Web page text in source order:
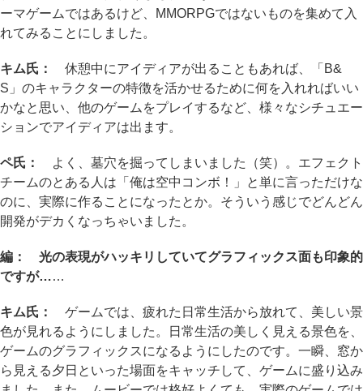
ーマゲームではあるけど、MMORPGではないものを集めて入
れてみることにしました。
キム氏：
休憩中にアイディアが出ることもあれば、「B&
S」のキャラクターの特徴を活かせるために何を入れればいい
かなと思い、他のゲームをプレイするなど、様々なシチュエー
ションでアイディアは出ます。
ペ氏：
よく、墓穴を掘ってしまいました（笑）。エフェクト
チームのとある人は「俺は空中コンボ！」と単に言っただけな
のに、実際に作ることになったとか。そういう感じでどんどん
開発がデカくなっちゃいました。
編： 光の表現がハッキリしていてグラフィックス面も印象的
ですが……
キム氏：
ゲームでは、疲れた日常生活から放れて、美しい景
色が見れるようにしました。日常生活の美しく見える景色を、
ゲームのグラフィックスになるようにしたのです。一瞬、窓か
ら見える夕日といった場面をキャッチして、ゲームに盛り込み